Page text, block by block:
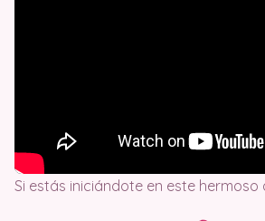
Si estás iniciándote en este